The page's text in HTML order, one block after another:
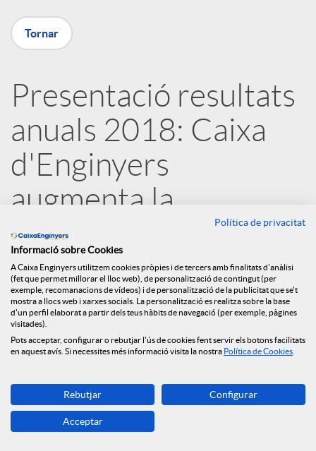
X
r
x
e
s
S
o
c
i
Tornar
Presentació resultats
anuals 2018: Caixa
d'Enginyers
augmenta la
concessió creditícia
un 19,06% el 2018
21.03.2019
Caixa d'Enginyers ha presentat els
resultats anuals del Grup de l'exercici
2018. Les dades presentades posen de
manifest el fort creixement del Grup
afermat en el seu model de negoci
Política de privacitat
Informació sobre Cookies
A Caixa Enginyers utilitzem cookies pròpies i de tercers amb finalitats d'anàlisi
(fet que permet millorar el lloc web), de personalització de contingut (per
exemple, recomanacions de vídeos) i de personalització de la publicitat que se't
mostra a llocs web i xarxes socials. La personalització es realitza sobre la base
d'un perfil elaborat a partir dels teus hàbits de navegació (per exemple, pàgines
visitades).
Pots acceptar, configurar o rebutjar l'ús de cookies fent servir els botons facilitats
en aquest avís. Si necessites més informació visita la nostra Política de Cookies
Rebutjar Configurar
Acceptar